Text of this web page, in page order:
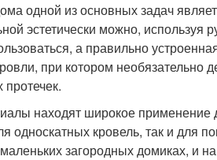
одной из основных задач
эстетически можно,
а правильно
при котором необязательно
протечек.
находят широкое применение
односкатных кровель, так и
загородных домиках, и